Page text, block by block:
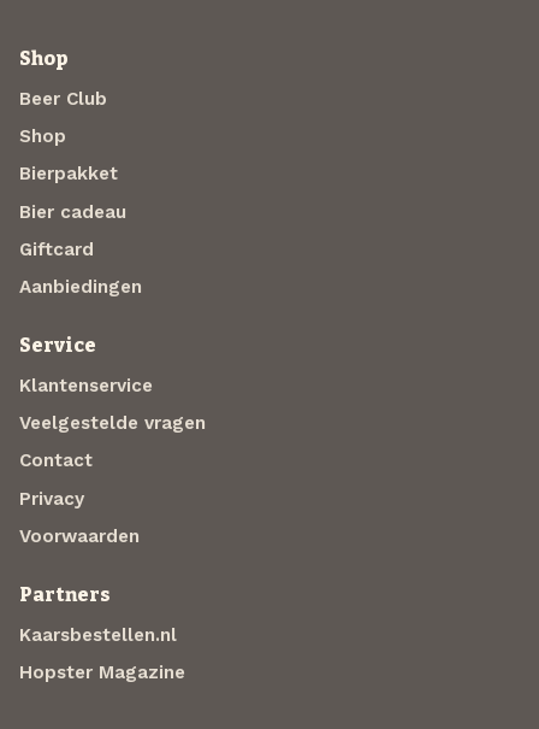
Shop
Beer Club
Shop
Bierpakket
Bier cadeau
Giftcard
Aanbiedingen
Service
Klantenservice
Veelgestelde vragen
Contact
Privacy
Voorwaarden
Partners
Kaarsbestellen.nl
Hopster Magazine